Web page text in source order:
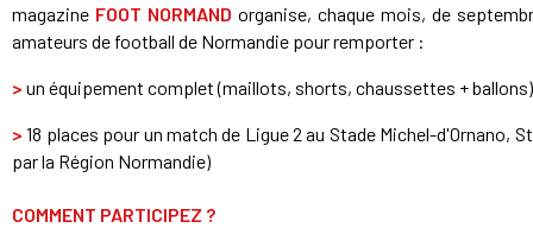
magazine FOOT NORMAND organise, chaque mois, de
amateurs de football de Normandie pour remporter :
> un équipement complet (maillots, shorts, chaussettes +
> 18 places pour un match de Ligue 2 au Stade Michel-d'Ornano,
par la Région Normandie)
COMMENT PARTICIPEZ ?